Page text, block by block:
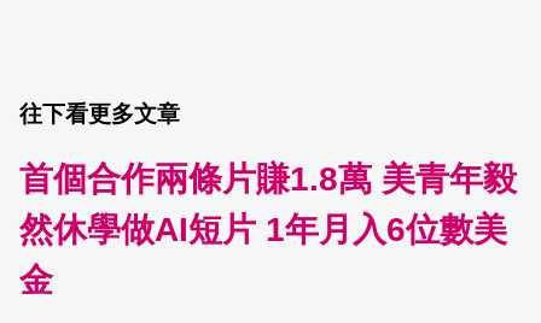
往下看更多文章
首個合作兩條片賺1.8萬 美青年毅
然休學做AI短片 1年月入6位數美
金